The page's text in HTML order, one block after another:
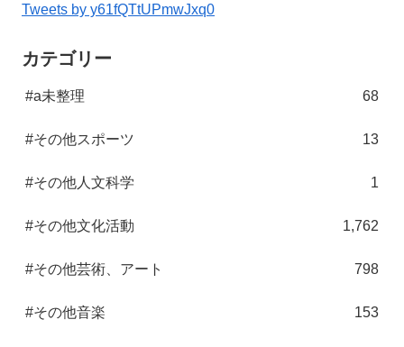
Tweets by y61fQTtUPmwJxq0
カテゴリー
#a未整理 68
#その他スポーツ 13
#その他人文科学 1
#その他文化活動 1,762
#その他芸術、アート 798
#その他音楽 153